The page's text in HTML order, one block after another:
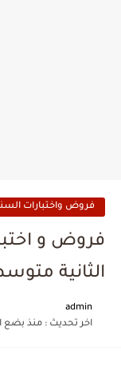
فروض واختبارات
فروض و
الثانية متوسط 2023/
admin
اخر تحديث :منذ بضع